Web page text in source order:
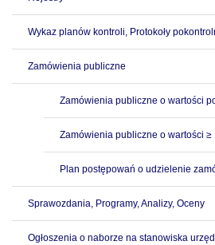
Wykaz planów kontroli, Protokoły
Zamówienia publiczne
Zamówienia publiczne o wartości
Zamówienia publiczne o wartości ≥
Plan postępowań o udzielenie
Sprawozdania, Programy, Analizy, Oceny
Ogłoszenia o naborze na stanowiska